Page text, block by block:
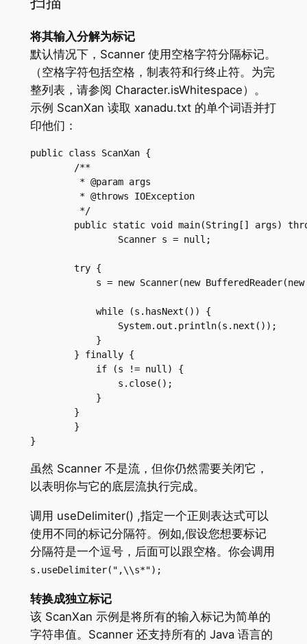
将其输入分解为标记
默认情况下，Scanner 使用空格字符分隔标记。
（空格字符包括空格，制表符和行终止符。为完
整列表，请参阅 Character.isWhitespace）。
示例 ScanXan 读取 xanadu.txt 的单个词语并打
印他们：
public class ScanXan {
        try {
s = new Scanner(new
            while (s.hasNext()) {
                System.out.println(s.next());
            }
        } finally {
            if (s != null) {
                s.close();
            }
        }
}
虽然 Scanner 不是流，但你仍然需要关闭它，
以表明你与它的底层流执行完成。
调用 useDelimiter() ,指定一个正则表达式可以
使用不同的标记分隔符。例如,假设您想要标记
分隔符是一个逗号，后面可以跟空格。你会调用
s.useDelimiter(",\\s*");
转换成独立标记
该 ScanXan 示例是将所有的输入标记为简单的
字符串值。Scanner 还支持所有的 Java 语言的